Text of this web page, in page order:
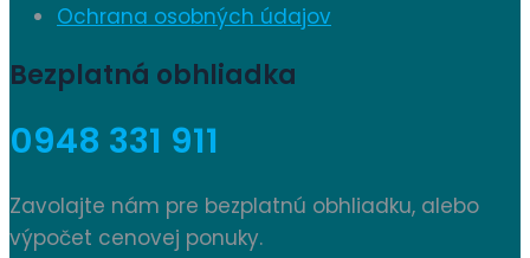
Ochrana osobných údajov
Bezplatná obhliadka
0948 331 911
Zavolajte nám pre bezplatnú obhliadku, alebo
výpočet cenovej ponuky.